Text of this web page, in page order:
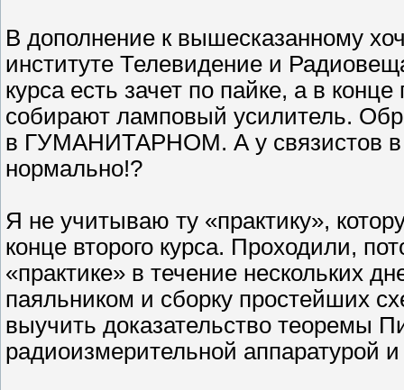
В дополнение к вышесказанному
институте Телевидение и
курса есть зачет по пайке, а в
собирают ламповый усилитель.
в ГУМАНИТАРНОМ. А у связистов в
нормально!?
Я не учитываю ту «практику»,
конце второго курса. Проходили,
«практике» в течение нескольких
паяльником и сборку простейших
выучить доказательство теоремы
радиоизмерительной аппаратурой